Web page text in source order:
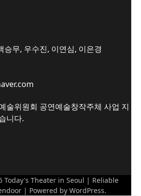
승무, 우수진, 이연심, 이은경
술위원회 공연예술창작주체 사업 지
니다.
Today's Theater in Seoul | Reliable
| Powered by WordPress.